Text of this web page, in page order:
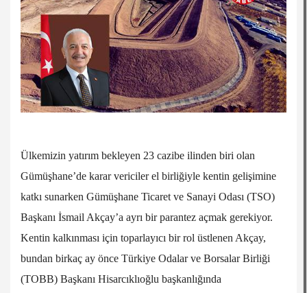
Ülkemizin yatırım bekleyen 23 cazibe ilinden biri olan
Gümüşhane’de karar vericiler el birliğiyle kentin gelişimine
katkı sunarken Gümüşhane Ticaret ve Sanayi Odası (TSO)
Başkanı İsmail Akçay’a ayrı bir parantez açmak gerekiyor.
Kentin kalkınması için toparlayıcı bir rol üstlenen Akçay,
bundan birkaç ay önce Türkiye Odalar ve Borsalar Birliği
(TOBB) Başkanı Hisarcıklıoğlu başkanlığında